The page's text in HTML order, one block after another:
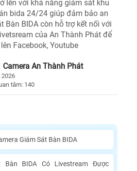
lên với khả năng giám sát khu
bida 24/24 giúp đảm bảo an
Bàn BIDA còn hỗ trợ kết nối với
của An Thành Phát để
Facebook, Youtube
Camera An Thành Phát
2026
tâm: 140
Giám Sát Bàn BIDA
Bàn BIDA Có Livestream Được